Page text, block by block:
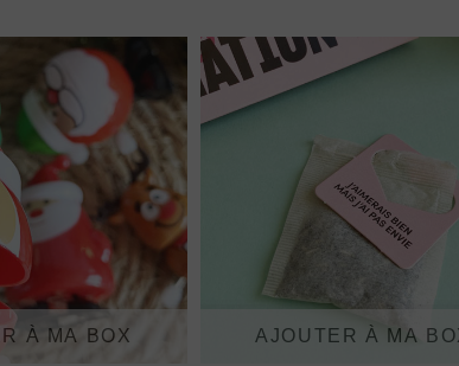
À MA BOX AJOUTER À MA